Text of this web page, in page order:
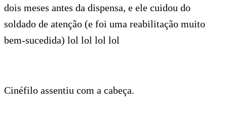
dois meses antes da dispensa, e ele cuidou do
soldado de atenção (e foi uma reabilitação muito
bem-sucedida) lol lol lol lol
Cinéfilo assentiu com a cabeça.